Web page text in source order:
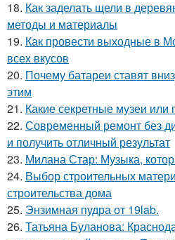
18. Как заделать щели в
методы и материалы
19. Как провести выходные в
всех вкусов
20. Почему батареи ставят
этим
21. Какие секретные музеи или
22. Современный ремонт без
и получить отличный результат
23. Милана Стар: Музыка,
24. Выбор строительных
строительства дома
25. Энзимная пудра от 19lab.
26. Татьяна Буланова: